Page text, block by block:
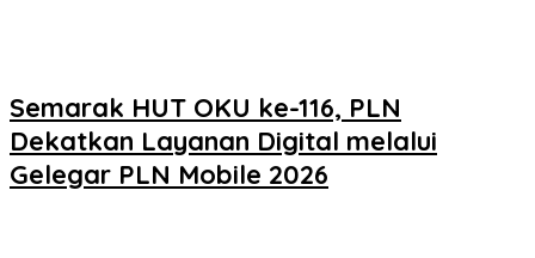
Semarak HUT OKU ke-116, PLN
Dekatkan Layanan Digital melalui
Gelegar PLN Mobile 2026